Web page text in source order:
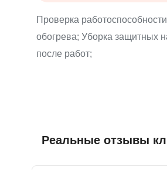
Проверка
обогрева; Уборка защитных
после работ;
Реальные отзывы